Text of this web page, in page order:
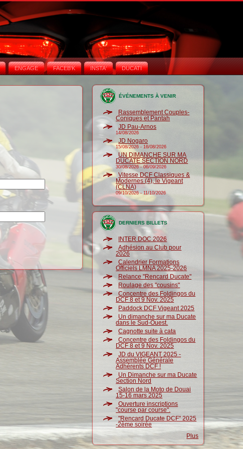
ENGAGE FACEB'K INSTA‘ DUCATI
ÉVÉNEMENTS À VENIR
Rassemblement Couples-
Coniques et Pantah
JD Pau-Arnos
14/08/2026
JD Nogaro
15/08/2026 -16/08/2026
UN DIMANCHE SUR MA
DUCATE SECTION NORD
30/08/2026-06/09/2026
Vitesse DCF Classiques &
Modernes (4), le Vigeant
(CLNA)
09/10/2026-11/10/2026
DERNIERS BILLETS
INTER DOC 2026
Adhésion au Club pour
2026
Calendrier Formations
Officiels LMNA 2025-2026
Relance "Rencard Ducate"
Roulage des "cousins"
Concentre des Foldingos du
DCF 8 et 9 Nov. 2025
Paddock DCF Vigeant 2025
Un dimanche sur ma Ducate
dans le Sud-Ouest.
Cagnotte suite à cata
Concentre des Foldingos du
DCF 8 et 9 Nov. 2025
JD du VIGEANT 2025 -
Assemblée Générale
Adhérents DCF !
Un Dimanche sur ma Ducate
Section Nord
Salon de la Moto de Douai
15-16 mars 2025
Ouverture inscriptions
"course par course".
"Rencard Ducate DCF" 2025
-2ème soirée
Plus